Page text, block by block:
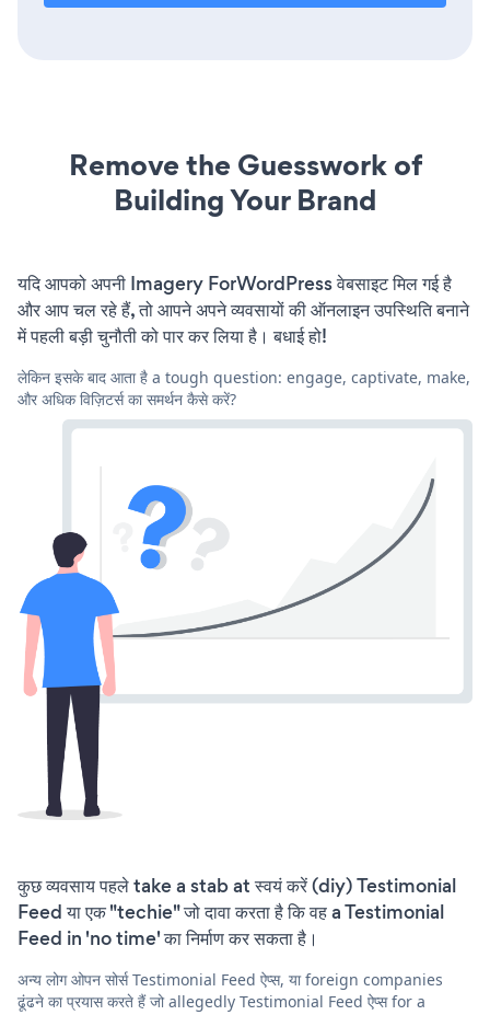
Remove the Guesswork of
Building Your Brand
यदि आपको अपनी Imagery ForWordPress वेबसाइट मिल गई है
और आप चल रहे हैं, तो आपने अपने व्यवसायों की ऑनलाइन उपस्थिति बनाने
में पहली बड़ी चुनौती को पार कर लिया है। बधाई हो!
लेकिन इसके बाद आता है a tough question: engage, captivate, make,
और अधिक विज़िटर्स का समर्थन कैसे करें?
कुछ व्यवसाय पहले take a stab at स्वयं करें (diy) Testimonial
Feed या एक "techie" जो दावा करता है कि वह a Testimonial
Feed in 'no time' का निर्माण कर सकता है।
अन्य लोग ओपन सोर्स Testimonial Feed ऐप्स, या foreign companies
ढूंढने का प्रयास करते हैं जो allegedly Testimonial Feed ऐप्स for a